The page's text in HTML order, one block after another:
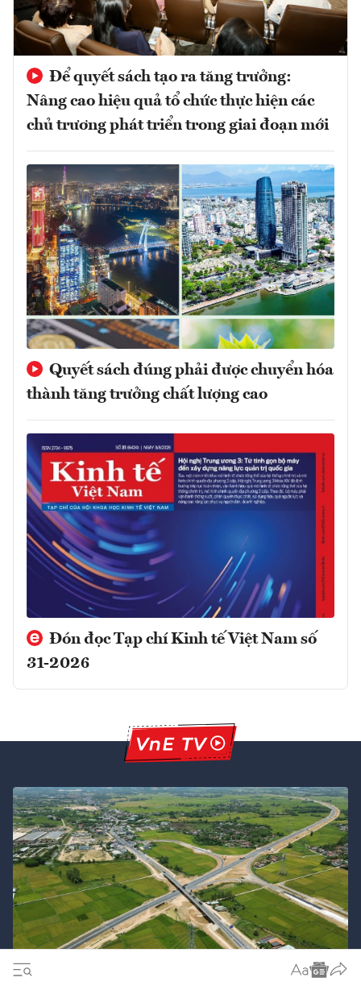
Để quyết sách tạo ra tăng trưởng:
Nâng cao hiệu quả tổ chức thực hiện các
chủ trương phát triển trong giai đoạn mới
Quyết sách đúng phải được chuyển hóa
thành tăng trưởng chất lượng cao
Đón đọc Tạp chí Kinh tế Việt Nam số
31-2026